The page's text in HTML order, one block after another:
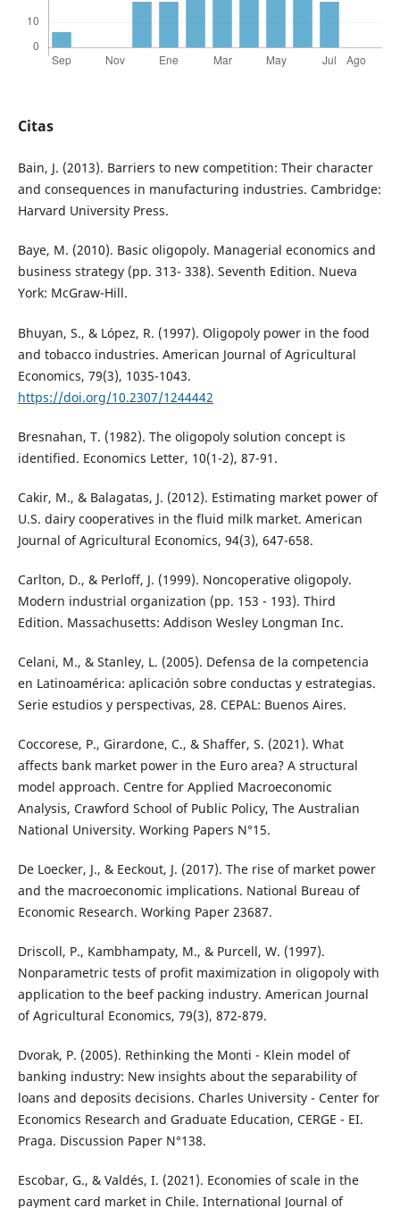
Citas
Bain, J. (2013). Barriers to new competition: Their character
and consequences in manufacturing industries. Cambridge:
Harvard University Press.
Baye, M. (2010). Basic oligopoly. Managerial economics and
business strategy (pp. 313- 338). Seventh Edition. Nueva
York: McGraw-Hill.
Bhuyan, S., & López, R. (1997). Oligopoly power in the food
and tobacco industries. American Journal of Agricultural
Economics, 79(3), 1035-1043.
https://doi.org/10.2307/1244442
Bresnahan, T. (1982). The oligopoly solution concept is
identified. Economics Letter, 10(1-2), 87-91.
Cakir, M., & Balagatas, J. (2012). Estimating market power of
U.S. dairy cooperatives in the fluid milk market. American
Journal of Agricultural Economics, 94(3), 647-658.
Carlton, D., & Perloff, J. (1999). Noncoperative oligopoly.
Modern industrial organization (pp. 153 - 193). Third
Edition. Massachusetts: Addison Wesley Longman Inc.
Celani, M., & Stanley, L. (2005). Defensa de la competencia
en Latinoamérica: aplicación sobre conductas y estrategias.
Serie estudios y perspectivas, 28. CEPAL: Buenos Aires.
Coccorese, P., Girardone, C., & Shaffer, S. (2021). What
affects bank market power in the Euro area? A structural
model approach. Centre for Applied Macroeconomic
Analysis, Crawford School of Public Policy, The Australian
National University. Working Papers N°15.
De Loecker, J., & Eeckout, J. (2017). The rise of market power
and the macroeconomic implications. National Bureau of
Economic Research. Working Paper 23687.
Driscoll, P., Kambhampaty, M., & Purcell, W. (1997).
Nonparametric tests of profit maximization in oligopoly with
application to the beef packing industry. American Journal
of Agricultural Economics, 79(3), 872-879.
Dvorak, P. (2005). Rethinking the Monti - Klein model of
banking industry: New insights about the separability of
loans and deposits decisions. Charles University - Center for
Economics Research and Graduate Education, CERGE - EI.
Praga. Discussion Paper N°138.
Escobar, G., & Valdés, I. (2021). Economies of scale in the
payment card market in Chile. International Journal of